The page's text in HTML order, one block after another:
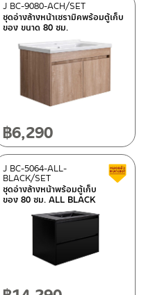
Clearance sale
ชุดอ่างล้างหน้าเซรามิคพร้อมตู้เก็บ
ของ ขนาด 80 ซม.
J BC-9080-ACH/SET
฿6,290
ชุดอ่างล้างหน้าพร้อมตู้เก็บ
ของ 80 ซม. ALL BLACK
J BC-5064-ALL-
BLACK/SET